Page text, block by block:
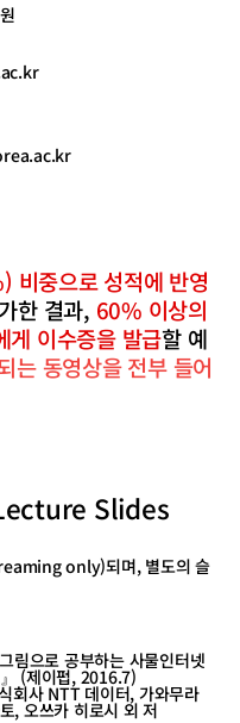
중으로 성적에 반영
한 결과, 60% 이상의
게 이수증을 발급할 예
는 동영상을 전부 들어
Slides
only)되며, 별도의 슬
림으로 공부하는 사물인터넷
(제이펍, 2016.7)
회사 NTT 데이터, 가와무라
, 오쓰카 히로시 외 저